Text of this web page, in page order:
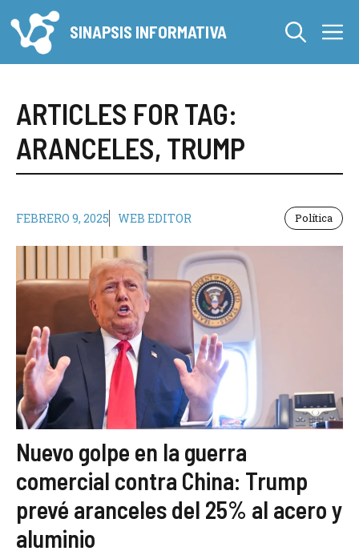
al
contenido
SINAPSIS INFORMATIVA
ARTICLES FOR TAG:
ARANCELES, TRUMP
FEBRERO 9, 2025 WEB EDITOR Política
Nuevo golpe en la guerra
comercial contra China: Trump
prevé aranceles del 25% al acero y
aluminio